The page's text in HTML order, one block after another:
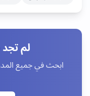
لم
ابحث في جميع